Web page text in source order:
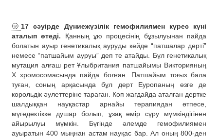
🌝17 сәуірде Дүниежүзілік гемофилиямен күрес күні
аталып өтеді. Қанның ұю процесінің бұзылуынан пайда
болатын ауыр генетикалық ауруды кейде “патшалар дерті”
немесе “патшайым ауруы” деп те атайды. Бұл генетикалық
мутация алғаш рет Ұлыбритания патшайымы Викторияның
Х хромосомасында пайда болған. Патшайым тоғыз бала
туған, соның арқасында бұл дерт Еуропаның өзге де
корольдік әулеттеріне тараған. Көп жағдайда аталған дертке
шалдыққан науқастар арнайы терапиядан өтпесе,
мүгедектікке душар болып, ұзақ өмір сүру мүмкіндігінен
айырылуы мүмкін. Бүгінде әлемде гемофилиямен
ауыратын 400 мыңнан астам науқас бар. Ал оның 800-ден